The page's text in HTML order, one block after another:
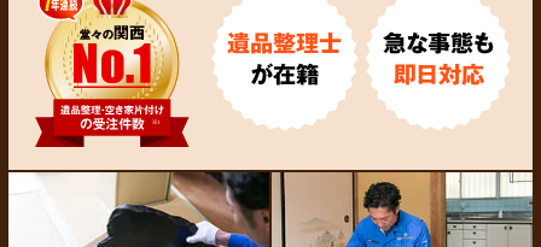
遺品整理士
が在籍
急な事態も
即日対応